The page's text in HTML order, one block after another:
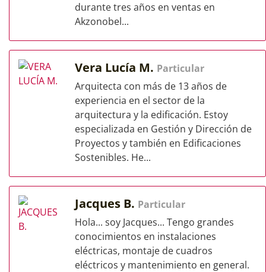
durante tres años en ventas en
Akzonobel...
Vera Lucía M. Particular
Arquitecta con más de 13 años de
experiencia en el sector de la
arquitectura y la edificación. Estoy
especializada en Gestión y Dirección de
Proyectos y también en Edificaciones
Sostenibles. He...
Jacques B. Particular
Hola... soy Jacques... Tengo grandes
conocimientos en instalaciones
eléctricas, montaje de cuadros
eléctricos y mantenimiento en general.